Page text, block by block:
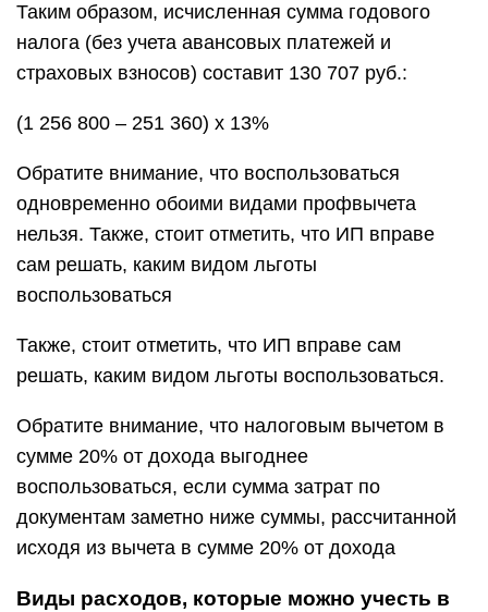
Таким образом, исчисленная сумма годового
налога (без учета авансовых платежей и
страховых взносов) составит 130 707 руб.:
(1 256 800 – 251 360) х 13%
Обратите внимание, что воспользоваться
одновременно обоими видами профвычета
нельзя. Также, стоит отметить, что ИП вправе
сам решать, каким видом льготы
воспользоваться
Также, стоит отметить, что ИП вправе сам
решать, каким видом льготы воспользоваться.
Обратите внимание, что налоговым вычетом в
сумме 20% от дохода выгоднее
воспользоваться, если сумма затрат по
документам заметно ниже суммы, рассчитанной
исходя из вычета в сумме 20% от дохода
Виды расходов, которые можно учесть в